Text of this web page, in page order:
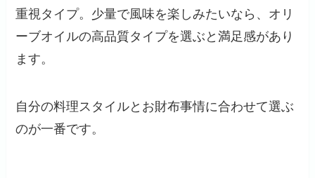
重視タイプ。少量で風味を楽しみたいなら、オリ
ーブオイルの高品質タイプを選ぶと満足感があり
ます。
自分の料理スタイルとお財布事情に合わせて選ぶ
のが一番です。